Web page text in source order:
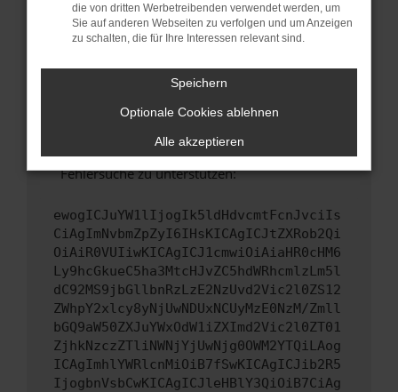
Sicherheitsrisiko, sondern kann auch dazu
führen, dass bestimmte Funktionen nicht mehr
unterstützt werden.
Wende dich an den Webseitenbetreiber.
Wenn du alle oben genannten Schritte versucht
hast, kontaktiere uns bitte. Wir werden
versuchen, das Problem zu beheben. Du kannst
uns diesen Text schicken, um uns bei der
Fehlersuche zu unterstützen:
ewogICJuYW1lIjogIk5ldHdvcmtFcnJvciIs
CiAgImNvbmZpZyI6IHsKICAgICJtZXRob2Qi
OiAiR0VUIiwKICAgICJ1cmwiOiAiaHR0cHM6
Ly9hcGkueC5ha3MtcHJvZC5hdWRhcmlzLm5l
dC92MS9jbGllbnRzLzE2NzUvd2Vic2l0ZS12
ZWhpY2xlcy8yNjUwNDUxNCUyMzE0NzM/Zmll
bGQ9aW50ZXJuYWxOdW1iZXImd2Vic2l0ZT01
ZjhkNzczZTliNWNjYjUwNjg0OWM2YTQiLAog
ICAgImhlYWRlcnMiOiB7fSwKICAgICJib2R5
IjogbnVsbCwKICAgICJleHBlY3QiOiB7CiAg
die von dritten Werbetreibenden verwendet werden, um
Sie auf anderen Webseiten zu verfolgen und um Anzeigen
zu schalten, die für Ihre Interessen relevant sind.
Speichern
Optionale Cookies ablehnen
Alle akzeptieren